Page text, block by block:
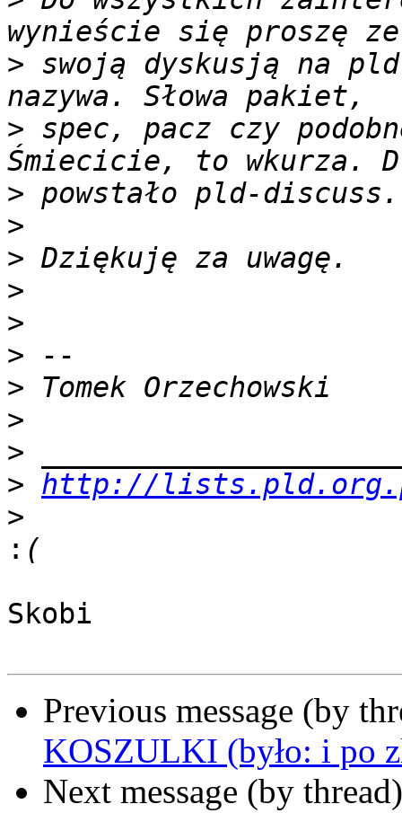
> swoją dyskusją na
> spec, pacz czy
>
>
>
>
>
>
>
>
>
> http://
>
:
Skobi
Previous message (by
KOSZULKI (było: i po
Next message (by